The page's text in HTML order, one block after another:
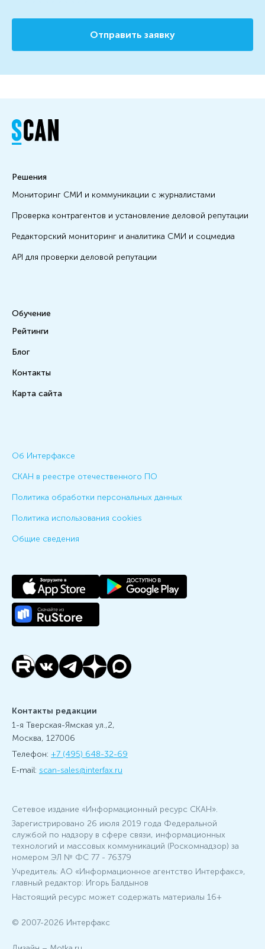
Отправить заявку
Решения
Мониторинг СМИ и коммуникации с журналистами
Проверка контрагентов и установление деловой репутации
Редакторский мониторинг и аналитика СМИ и соцмедиа
API для проверки деловой репутации
Обучение
Рейтинги
Блог
Контакты
Карта сайта
Об Интерфаксе
СКАН в реестре отечественного ПО
Политика обработки персональных данных
Политика использования cookies
Общие сведения
Сетевое издание «Информационный ресурс СКАН».
Зарегистрировано 26 июля 2019 года Федеральной
службой по надзору в сфере связи, информационных
технологий и массовых коммуникаций (Роскомнадзор) за
номером ЭЛ № ФС 77 - 76379
Учредитель: АО «Информационное агентство Интерфакс»,
главный редактор: Игорь Балдынов
Настоящий ресурс может содержать материалы 16+
© 2007-2026 Интерфакс
Контакты редакции
1-я Тверская-Ямская ул.,2,
Москва, 127006
Телефон: +7 (495) 648-32-69
E-mail: scan-sales@interfax.ru